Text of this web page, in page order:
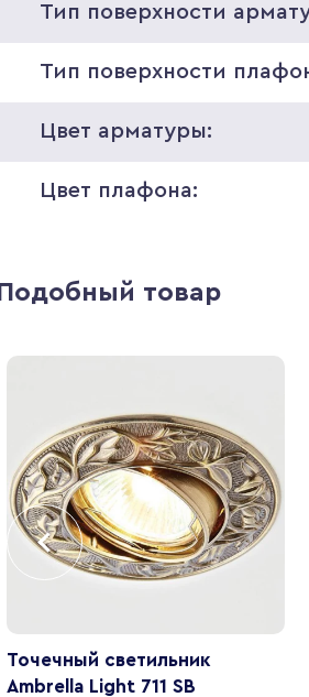
Тип поверхности
Тип поверхности
Цвет арматуры:
Цвет плафона:
Подобный товар
Точечный светильник
Ambrella Light 711 SB